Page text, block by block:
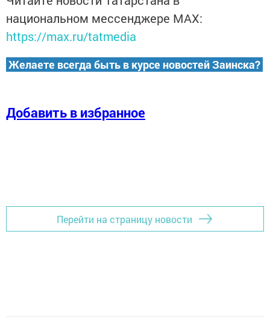
национальном мессенджере MАХ:
https://max.ru/tatmedia
Желаете всегда быть в курсе новостей Заинска?
Добавить в избранное
Перейти на страницу новости